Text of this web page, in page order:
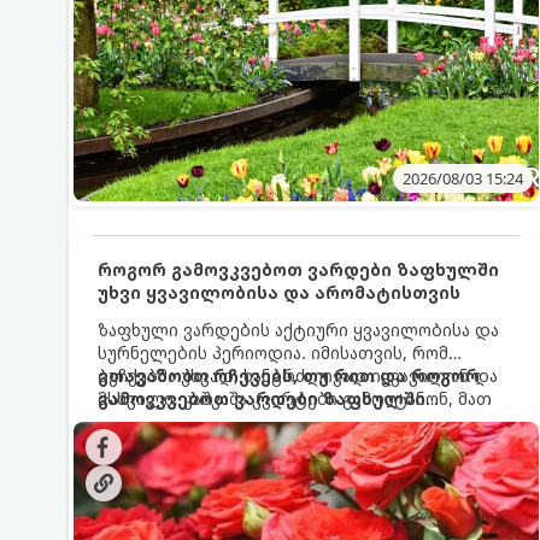
2026/08/03 15:24
როგორ გამოვკვებოთ ვარდები ზაფხულში
უხვი ყვავილობისა და არომატისთვის
ზაფხული ვარდების აქტიური ყვავილობისა და
სურნელების პერიოდია. იმისათვის, რომ
ბუჩქებმა უხვად, ხანგრძლივად იყვავილონ და
მსხვილი, კაშკაშა კვირტები გამოიტანონ, მათ
რეგულარული და სწორი გამოკვება
სჭირდებათ. ზაფხულის პერიოდში მცენარის
მოთხოვნილებები იცვლება, ამიტომ
მნიშვნელოვანია ვიცოდეთ, რომელი სასუქები
გამოიყენება ამ დროს.
გთავაზობთ რჩევებს, თუ რით და როგორ
გამოვკვებოთ ვარდები ზაფხულში
საუკეთესო შედეგის მისაღწევად: